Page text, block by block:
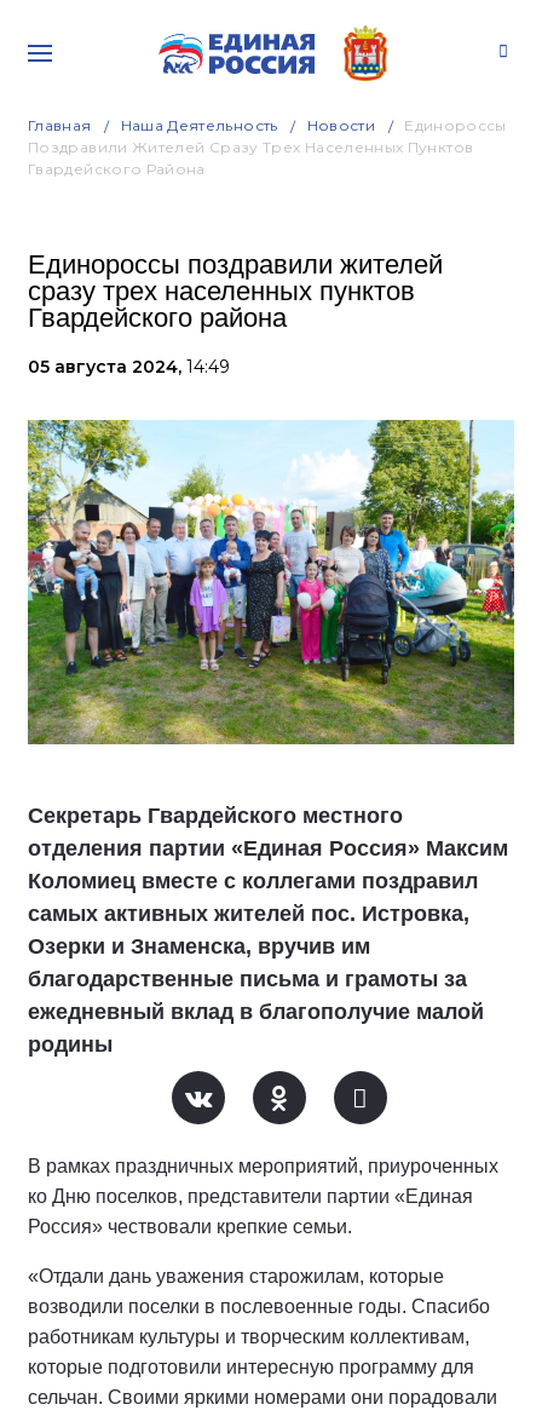
Главная Наша Деятельность Новости
Единороссы
Поздравили Жителей Сразу Трех Населенных Пунктов
Гвардейского Района
Единороссы поздравили жителей
сразу трех населенных пунктов
Гвардейского района
05 августа 2024, 14:49
Секретарь Гвардейского местного
отделения партии «Единая Россия» Максим
Коломиец вместе с коллегами поздравил
самых активных жителей пос. Истровка,
Озерки и Знаменска, вручив им
благодарственные письма и грамоты за
ежедневный вклад в благополучие малой
родины
В рамках праздничных мероприятий, приуроченных
ко Дню поселков, представители партии «Единая
Россия» чествовали крепкие семьи.
«Отдали дань уважения старожилам, которые
возводили поселки в послевоенные годы. Спасибо
работникам культуры и творческим коллективам,
которые подготовили интересную программу для
сельчан. Своими яркими номерами они порадовали